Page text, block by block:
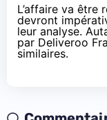
L’affaire va être
devront
leur analyse.
par Deliveroo
similaires.